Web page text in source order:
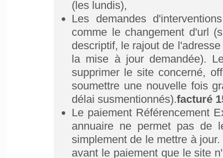
(les lundis),
Les demandes
comme le changement d'url
descriptif, le rajout de
la mise à jour demandée).
supprimer le site concerné,
soumettre une nouvelle fois
délai susmentionnés).facturé
Le paiement Référencement
annuaire ne permet pas de
simplement de le mettre à
avant le paiement que le site